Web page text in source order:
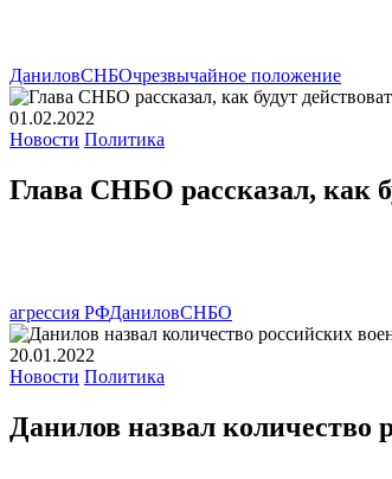
ДаниловСНБОчрезвычайное положение
01.02.2022
Новости Политика
Глава СНБО рассказал, как
агрессия РФДаниловСНБО
20.01.2022
Новости Политика
Данилов назвал количество